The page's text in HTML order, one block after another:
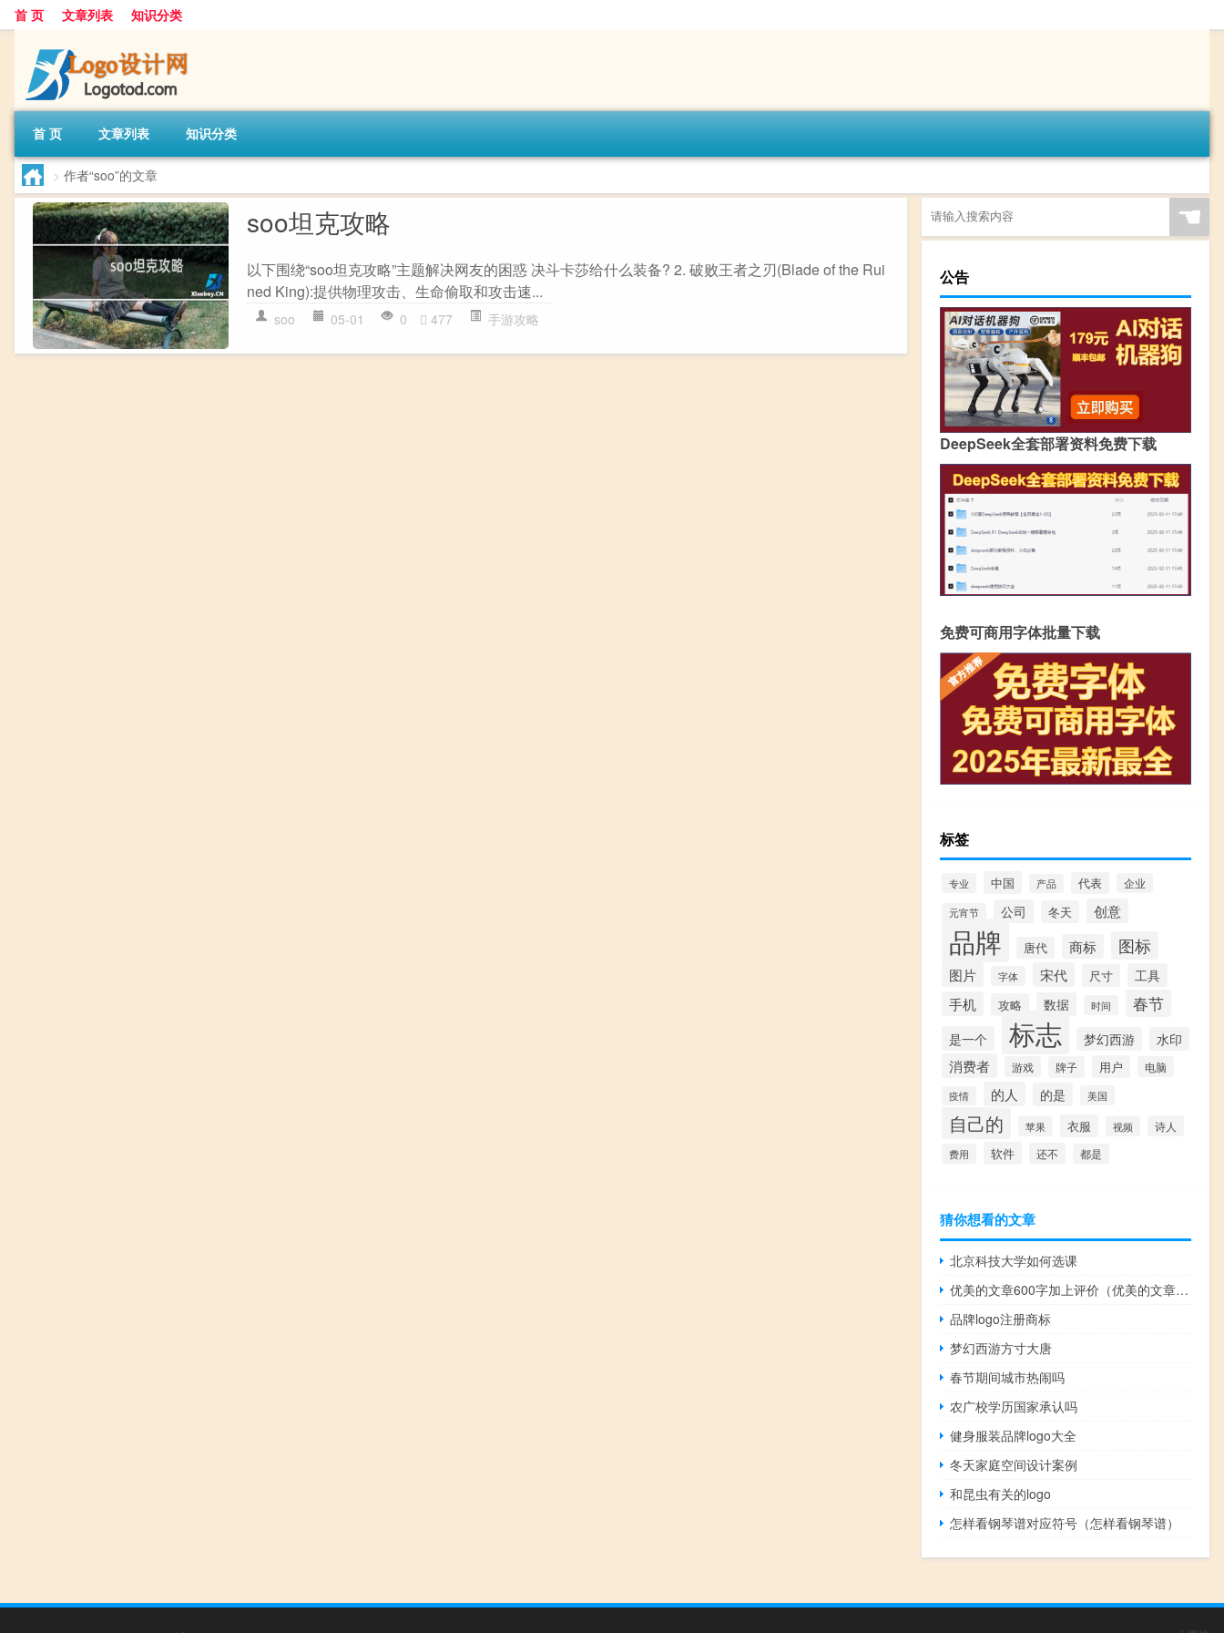
首 页 文章列表 知识分类
首 页 文章列表 知识分类
> 作者“soo”的文章
soo坦克攻略
以下围绕“soo坦克攻略”主题解决网友的困惑 决斗卡莎给什么装备? 2. 破败王者之刃(Blade of the Rui
ned King):提供物理攻击、生命偷取和攻击速...
soo 05-01 0 477 手游攻略
☚
公告
DeepSeek全套部署资料免费下载
免费可商用字体批量下载
标签
专业 中国 产品 代表 企业
元宵节 公司 冬天 创意
品牌 唐代 商标 图标
图片 字体 宋代 尺寸 工具
手机 攻略 数据 时间 春节
是一个 标志 梦幻西游 水印
消费者 游戏 牌子 用户 电脑
疫情 的人 的是 美国
自己的 苹果 衣服 视频 诗人
费用 软件 还不 都是
猜你想看的文章
北京科技大学如何选课
优美的文章600字加上评价（优美的文章600字）
品牌logo注册商标
梦幻西游方寸大唐
春节期间城市热闹吗
农广校学历国家承认吗
健身服装品牌logo大全
冬天家庭空间设计案例
和昆虫有关的logo
怎样看钢琴谱对应符号（怎样看钢琴谱）